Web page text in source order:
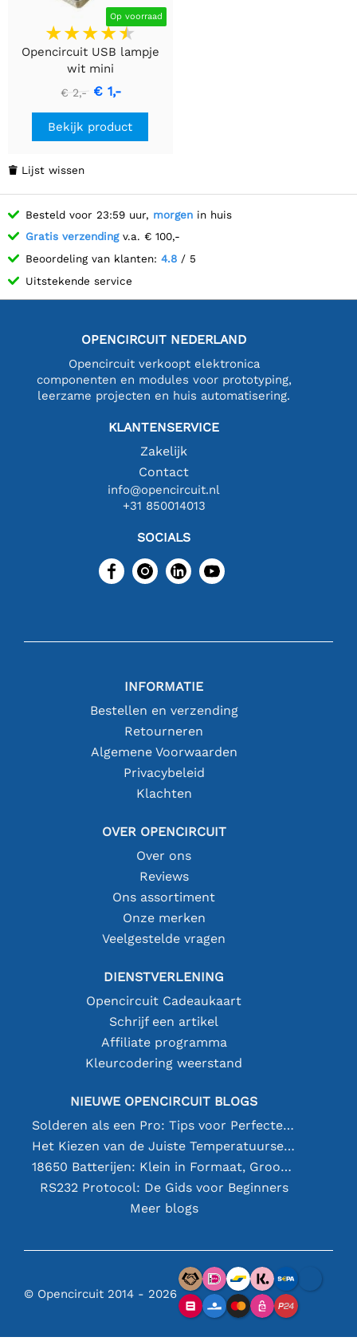
Op voorraad
Opencircuit USB lampje
wit mini
€ 2,- € 1,-
Bekijk product
 Lijst wissen
Besteld voor 23:59 uur, morgen in huis
Gratis verzendingv.a. € 100,-
Beoordeling van klanten: 4.8 / 5
Uitstekende service
OPENCIRCUIT NEDERLAND
Opencircuit verkoopt elektronica
componenten en modules voor prototyping,
leerzame projecten en huis automatisering.
KLANTENSERVICE
Zakelijk
Contact
info@opencircuit.nl
+31 850014013
SOCIALS
INFORMATIE
Bestellen en verzending
Retourneren
Algemene Voorwaarden
Privacybeleid
Klachten
OVER OPENCIRCUIT
Over ons
Reviews
Ons assortiment
Onze merken
Veelgestelde vragen
DIENSTVERLENING
Opencircuit Cadeaukaart
Schrijf een artikel
Affiliate programma
Kleurcodering weerstand
NIEUWE OPENCIRCUIT BLOGS
Solderen als een Pro: Tips voor Perfecte Elektronische Verbindingen
Het Kiezen van de Juiste Temperatuursensor [youtube]
18650 Batterijen: Klein in Formaat, Groot in Prestatie
RS232 Protocol: De Gids voor Beginners
Meer blogs
© Opencircuit 2014 - 2026